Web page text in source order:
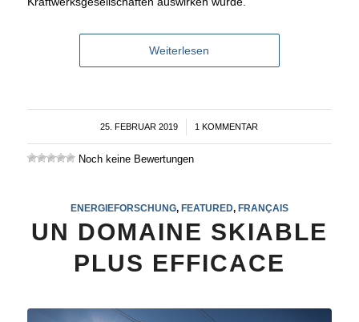
Weiterlesen
25. FEBRUAR 2019
/ 1 KOMMENTAR
Noch keine Bewertungen
ENERGIEFORSCHUNG, FEATURED, FRANÇAIS
UN DOMAINE SKIABLE
PLUS EFFICACE